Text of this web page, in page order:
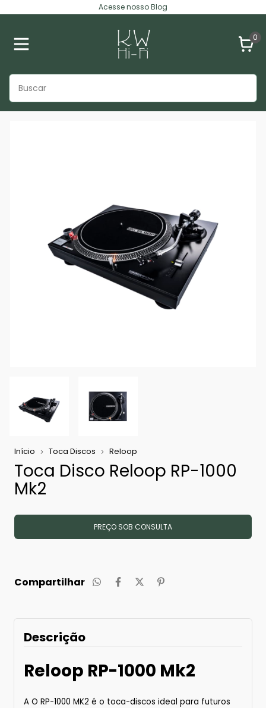
Acesse nosso Blog
0
Início Toca Discos Reloop
Toca Disco Reloop RP-1000
Mk2
Compartilhar
Descrição
Reloop RP-1000 Mk2
A O RP-1000 MK2 é o toca-discos ideal para futuros